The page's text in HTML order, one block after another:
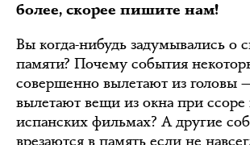
более, скорее пишите нам!
Вы когда-нибудь задумывались о
памяти? Почему события
совершенно вылетают из головы
вылетают вещи из окна при ссоре
испанских фильмах? А другие
врезаются в память если не